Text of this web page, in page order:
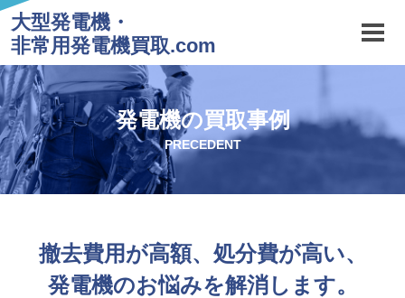
大型発電機・
非常用発電機買取.com
発電機の買取事例
PRECEDENT
撤去費用が高額、処分費が高い、
発電機のお悩みを解消します。